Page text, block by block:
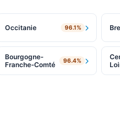
Occitanie 96.1%
Bourgogne-
Franche-Comté
96.4%